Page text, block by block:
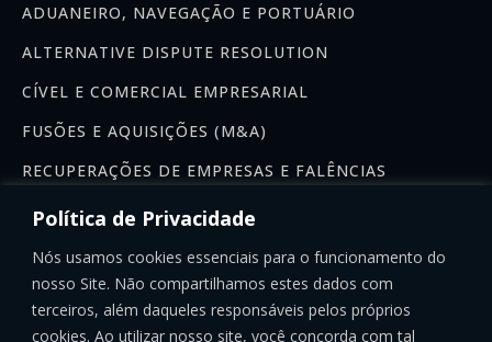
Política de Privacidade
Nós usamos cookies essenciais para o funcionamento do
nosso Site. Não compartilhamos estes dados com
terceiros, além daqueles responsáveis pelos próprios
cookies. Ao utilizar nosso site, você concorda com tal
ADUANEIRO, NAVEGAÇÃO E PORTUÁRIO
ALTERNATIVE DISPUTE RESOLUTION
CÍVEL E COMERCIAL EMPRESARIAL
FUSÕES E AQUISIÇÕES (M&A)
RECUPERAÇÕES DE EMPRESAS E FALÊNCIAS
Se inscreva na nossa newsletter: